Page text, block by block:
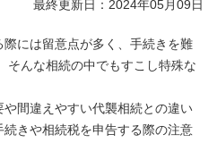
最終更新日：2024年05月09日
には留意点が多く、手続きを難
そんな相続の中でもすこし特殊な
間違えやすい代襲相続との違い
きや相続税を申告する際の注意